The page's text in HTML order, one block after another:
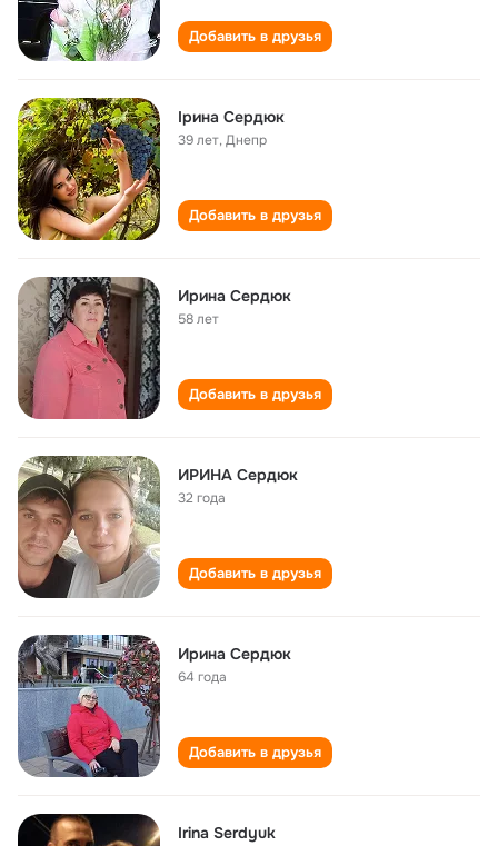
Добавить в друзья
Ірина Сердюк
39 лет,Днепр
Добавить в друзья
Ирина Сердюк
58 лет
Добавить в друзья
ИРИНА Сердюк
32 года
Добавить в друзья
Ирина Сердюк
64 года
Добавить в друзья
Irina Serdyuk